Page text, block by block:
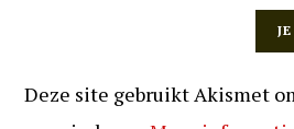
Deze site gebruikt Akismet